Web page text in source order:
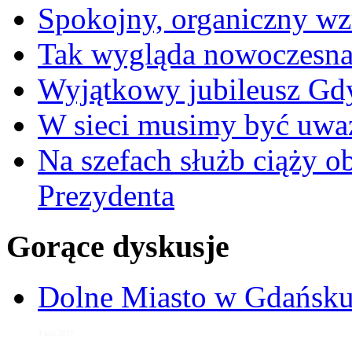
Spokojny, organiczny
Tak wygląda
Wyjątkowy jubileusz
W sieci musimy być
Na szefach służb ciąży
Prezydenta
Gorące dyskusje
Dolne Miasto w